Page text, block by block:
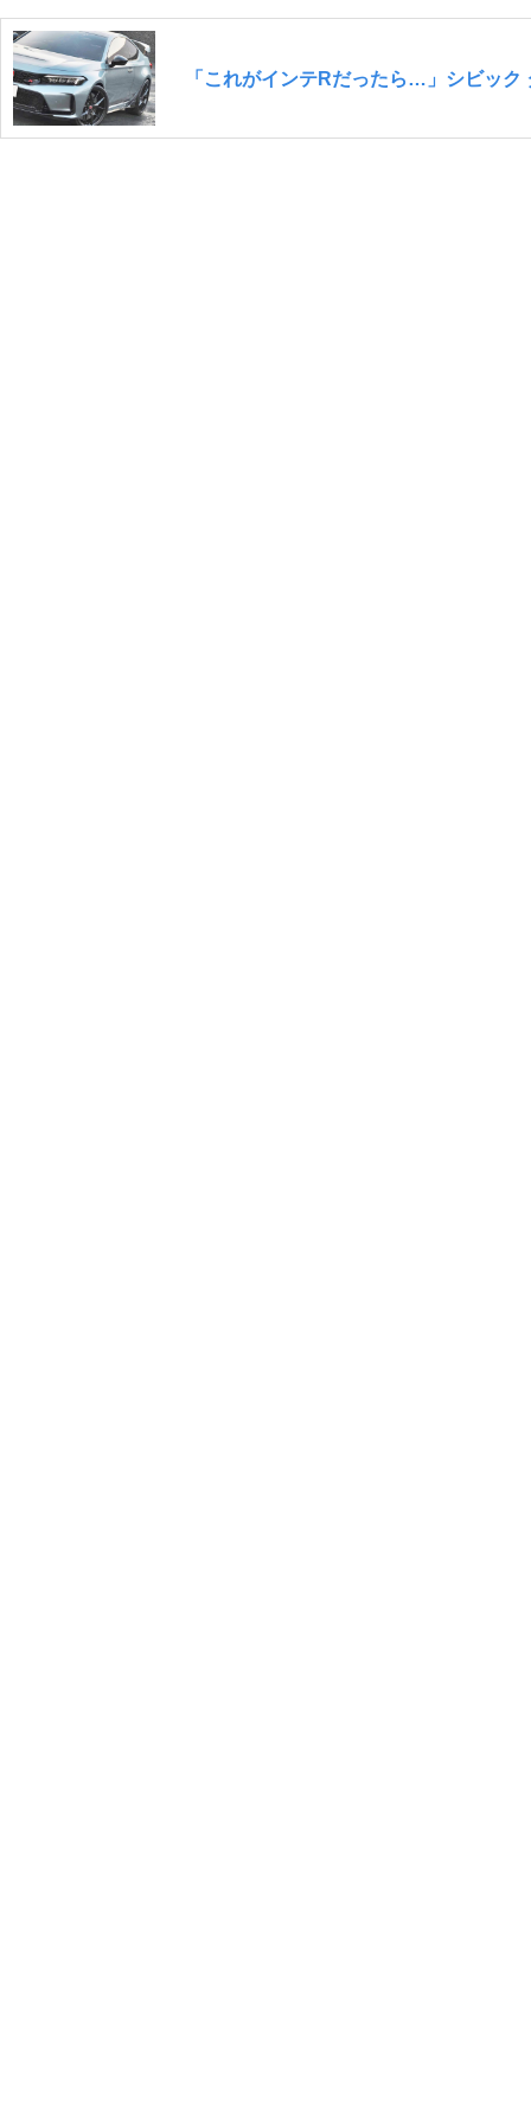
「これがインテRだったら…」シビッ